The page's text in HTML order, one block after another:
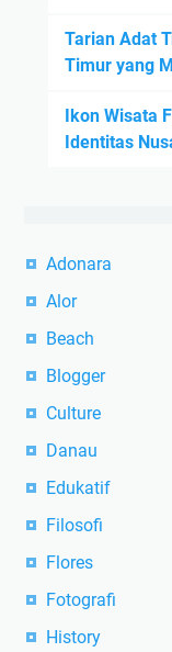
Tarian Adat
Timur yang
Ikon Wisata
Identitas
Adonara
Alor
Beach
Blogger
Culture
Danau
Edukatif
Filosofi
Flores
Fotografi
History